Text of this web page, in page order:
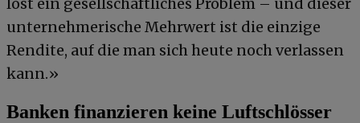
unternehmerische Mehrwert ist die einzige
Rendite, auf die man sich heute noch verlassen
kann.»
Banken finanzieren keine Luftschlösser